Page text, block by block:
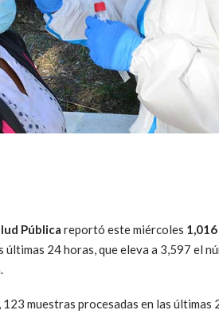
Pública reportó este miércoles
24 horas, que eleva a 3,597 el
muestras procesadas en las últimas